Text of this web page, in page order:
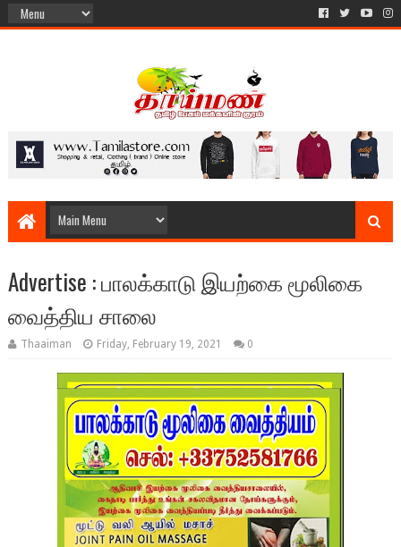
Advertise : பாலக்காடு இயற்கை மூலிகை
வைத்திய சாலை
Thaaiman Friday, February 19, 2021 0